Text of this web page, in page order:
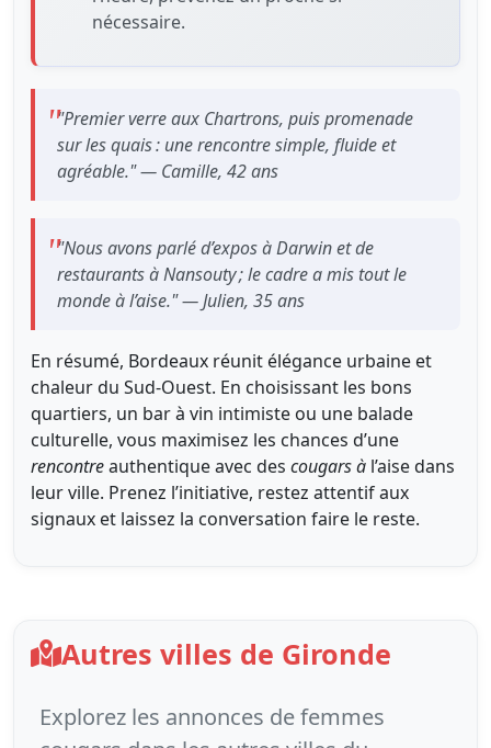
nécessaire.
"Premier verre aux Chartrons, puis promenade
sur les quais : une rencontre simple, fluide et
agréable." — Camille, 42 ans
"Nous avons parlé d’expos à Darwin et de
restaurants à Nansouty ; le cadre a mis tout le
monde à l’aise." — Julien, 35 ans
En résumé, Bordeaux réunit élégance urbaine et
chaleur du Sud-Ouest. En choisissant les bons
quartiers, un bar à vin intimiste ou une balade
culturelle, vous maximisez les chances d’une
rencontreauthentique avec des cougars à l’aise dans
leur ville. Prenez l’initiative, restez attentif aux
signaux et laissez la conversation faire le reste.
Autres villes de Gironde
Explorez les annonces de femmes